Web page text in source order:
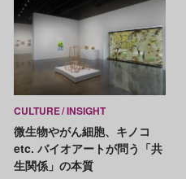
CULTURE INSIGHT
微生物やがん細胞、キノコ
etc. バイオアートが問う「共
生関係」の本質